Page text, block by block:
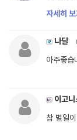
자세히
나달
아주좋습
이고
참 별일이